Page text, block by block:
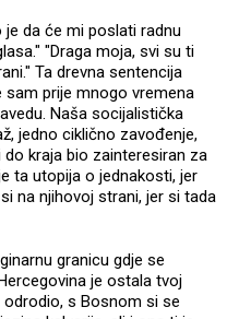
da će mi poslati radnu
"Draga moja, svi su ti
Ta drevna sentencija
prije mnogo vremena
Naša socijalistička
jedno ciklično zavođenje,
do kraja bio zainteresiran za
ta utopija o jednakosti, jer
na njihovoj strani, jer si tada
granicu gdje se
je ostala tvoj
s Bosnom si se